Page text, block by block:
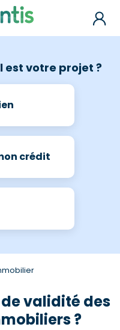
est votre projet ?
crédit
validité des
?